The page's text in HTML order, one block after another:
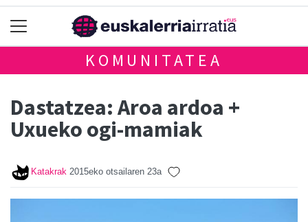
KOMUNITATEA
Dastatzea: Aroa ardoa +
Uxueko ogi-mamiak
Katakrak 2015eko otsailaren 23a